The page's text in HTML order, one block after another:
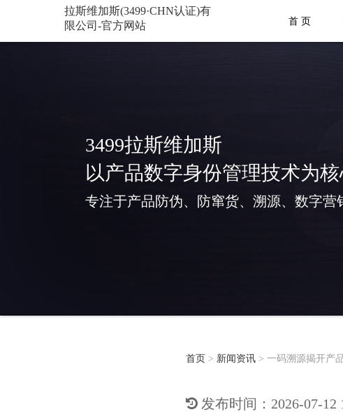
拉斯维加斯(3499·CHN认证)有
限公司-官方网站
首 页
3499拉斯维加斯
以产品数字身份管理技术为
专注于产品防伪、防窜货、溯源、数字营
首页 > 新闻资讯 > 一码溯源揭开产
发布时间：2026-07-12